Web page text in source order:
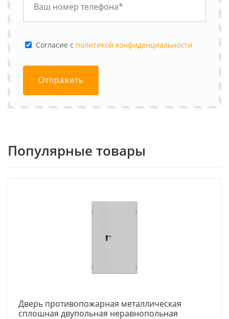
Cогласие с политикой конфиденциальности
Отправить
Популярные товары
Дверь противопожарная металлическая
сплошная двупольная неравнопольная